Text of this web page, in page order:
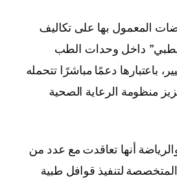
المعمول بها على تكاليف
داخل وحدات الطب
باعتبارها دعمًا مباشرًا تتحمله
منظومة الرعاية الصحية
أنها تعاقدت مع عدد من
لتنفيذ قوافل طبية